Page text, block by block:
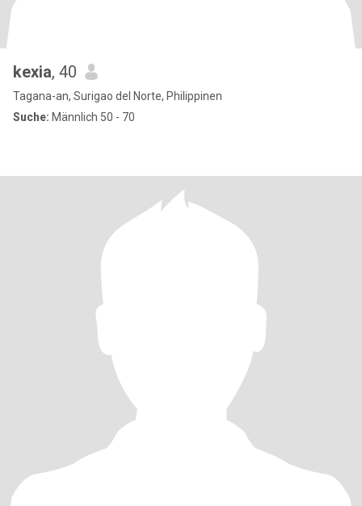
kexia, 40
Tagana-an, Surigao del Norte, Philippinen
Suche: Männlich 50 - 70